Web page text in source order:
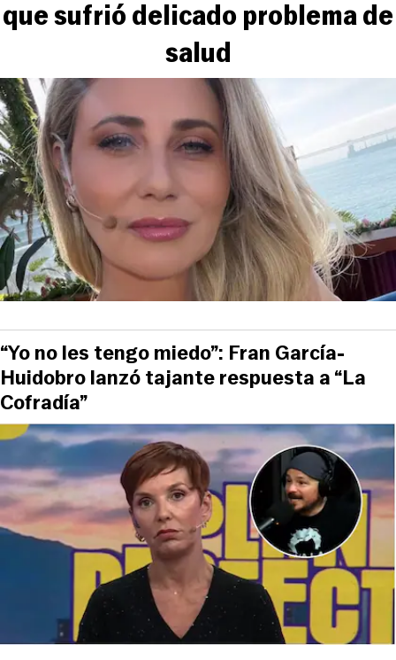
que sufrió delicado problema de
salud
“Yo no les tengo miedo”: Fran García-
Huidobro lanzó tajante respuesta a “La
Cofradía”